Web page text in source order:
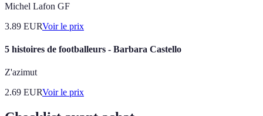
Michel Lafon GF
3.89 EURVoir le prix
5 histoires de footballeurs - Barbara Castello
Z'azimut
2.69 EURVoir le prix